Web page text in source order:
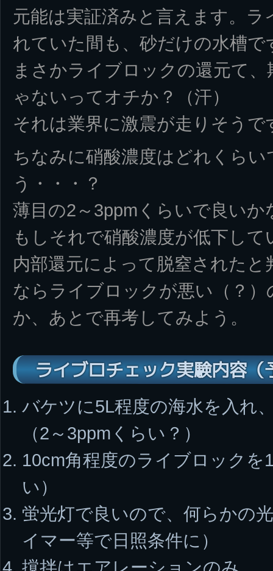
元能は実証済みと言えます。
れていた間も、砂だけの水槽
まさかライブロックの還元て
ゃないってオチか？（汗）
それは業界に激震が走りそうで
ちなみに硝酸濃度はどれくら
う・・・？
薄目の2～3ppmくらいで良いか
もしそれで硝酸濃度が低下し
内部還元によって脱窒された
ならライブロックが悪い（？
か、あとで再考してみよう。
ライブロチェック実験内容（
バケツに5L程度の海水を入れ
（2～3ppmくらい？）
10cm角程度のライブロック
い）
蛍光灯で良いので、何らかの
イマー等で日照条件に）